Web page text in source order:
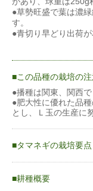
●草勢旺盛で葉は濃
す。
●青切り早どり出荷
この品種の栽培の
●播種は関東、関西
●肥大性に優れた品
とし、Ｌ玉の生産に
タマネギの栽培要点
〇発芽適温15〜20℃
耕種概要